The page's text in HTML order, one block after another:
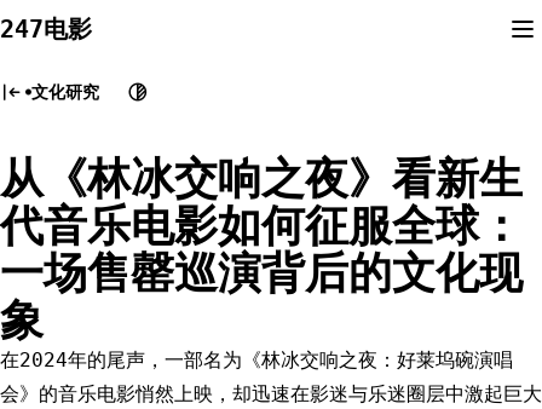
to
247电影
文化研究
从《林冰交响之夜》看新生
代音乐电影如何征服全球：
一场售罄巡演背后的文化现
象
在2024年的尾声，一部名为《林冰交响之夜：好莱坞碗演唱
会》的音乐电影悄然上映，却迅速在影迷与乐迷圈层中激起巨大